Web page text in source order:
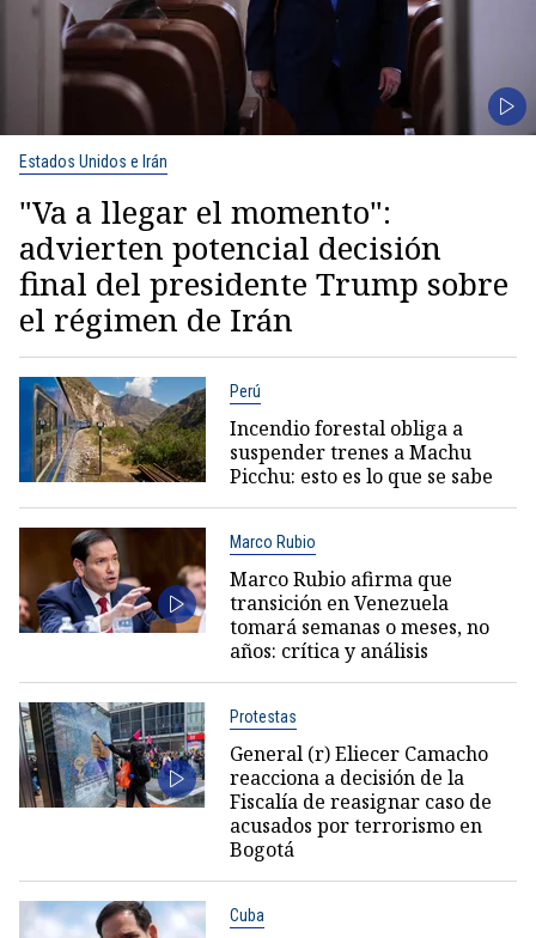
Estados Unidos e Irán
"Va a llegar el momento":
advierten potencial decisión
final del presidente Trump sobre
el régimen de Irán
Perú
Incendio forestal obliga a
suspender trenes a Machu
Picchu: esto es lo que se sabe
Marco Rubio
Marco Rubio afirma que
transición en Venezuela
tomará semanas o meses, no
años: crítica y análisis
Protestas
General (r) Eliecer Camacho
reacciona a decisión de la
Fiscalía de reasignar caso de
acusados por terrorismo en
Bogotá
Cuba